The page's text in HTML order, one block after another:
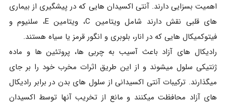
اهمیت بسزایی دارند. آنتی اکسیدان هایی که در پیشگیری از بیماری
های قلبی نقش دارند شامل ویتامین C، ویتامین E، سلنیوم و
فیتوکمیکال هایی که در انار، بلوبری و انگور قرمز یا سیاه هستند.
رادیکال های آزاد باعث آسیب به چربی ها، پروتئین ها و ماده
ژنتیکی سلول میشوند و از این طریق اثرات مخرب خود را بر جای
میگذارند. ترکیبات آنتی اکسیدانی از سلول های بدن در برابر رادیکال
های آزاد محافظت میکنند و مانع از تخریب آنها توسط اکسیدان